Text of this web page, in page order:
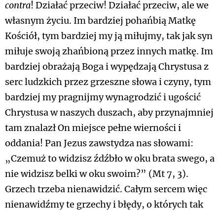
contra! Działać przeciw! Działać przeciw, ale we
własnym życiu. Im bardziej pohańbią Matkę
Kościół, tym bardziej my ją miłujmy, tak jak syn
miłuje swoją zhańbioną przez innych matkę. Im
bardziej obrażają Boga i wypędzają Chrystusa z
serc ludzkich przez grzeszne słowa i czyny, tym
bardziej my pragnijmy wynagrodzić i ugościć
Chrystusa w naszych duszach, aby przynajmniej
tam znalazł On miejsce pełne wierności i
oddania! Pan Jezus zawstydza nas słowami:
„Czemuż to widzisz źdźbło w oku brata swego, a
nie widzisz belki w oku swoim?” (Mt 7, 3).
Grzech trzeba nienawidzić. Całym sercem więc
nienawidźmy te grzechy i błędy, o których tak